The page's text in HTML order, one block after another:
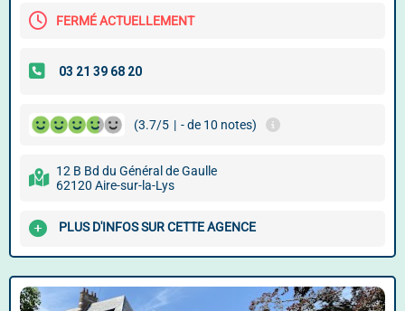
FERMÉ ACTUELLEMENT
(3.7/5 | - de 10 notes)
12 B Bd du Général de Gaulle
62120 Aire-sur-la-Lys
PLUS D'INFOS SUR CETTE AGENCE